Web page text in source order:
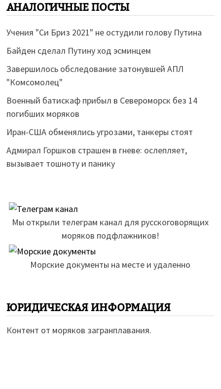
АНАЛОГИЧНЫЕ ПОСТЫ
Учения "Си Бриз 2021" не остудили голову Путина
Байден сделал Путину ход эсминцем
Завершилось обследование затонувшей АПЛ
"Комсомолец"
Военный батискаф прибыл в Североморск без 14
погибших моряков
Иран-США обменялись угрозами, танкеры стоят
Адмирал Горшков страшен в гневе: ослепляет,
вызывает тошноту и панику
Мы открыли телеграм канал для русскоговорящих
моряков подфлажников!
Морские документы на месте и удаленно
ЮРИДИЧЕСКАЯ ИНФОРМАЦИЯ
Контент от моряков загранплавания.